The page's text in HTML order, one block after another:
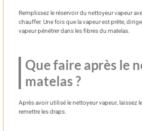
Remplissez le réservoir du nettoyeur vapeur
chauffer. Une fois que la vapeur est prête,
vapeur pénétrer dans les fibres du matelas.
Que faire après le
matelas ?
Après avoir utilisé le nettoyeur vapeur, laissez
remettre les draps.